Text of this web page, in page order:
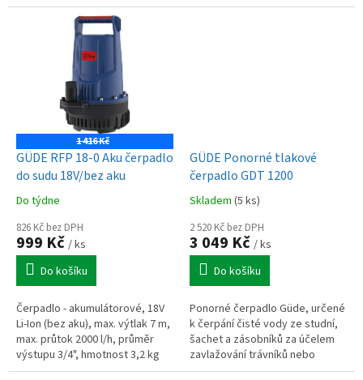
1 416 Kč
GÜDE RFP 18-0 Aku čerpadlo
do sudu 18V/bez aku
Do týdne
826 Kč bez DPH
999 Kč / ks
Do košíku
Čerpadlo - akumulátorové, 18V
Li-Ion (bez aku), max. výtlak 7 m,
max. průtok 2000 l/h, průměr
výstupu 3/4", hmotnost 3,2 kg
GÜDE Ponorné tlakové
čerpadlo GDT 1200
Skladem (5 ks)
2 520 Kč bez DPH
3 049 Kč / ks
Do košíku
Ponorné čerpadlo Güde, určené
k čerpání čisté vody ze studní,
šachet a zásobníků za účelem
zavlažování trávníků nebo
zalévání záhonů.